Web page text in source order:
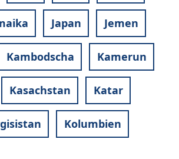
Japan Jemen
Kambodscha Kamerun
Kasachstan Katar
Kolumbien